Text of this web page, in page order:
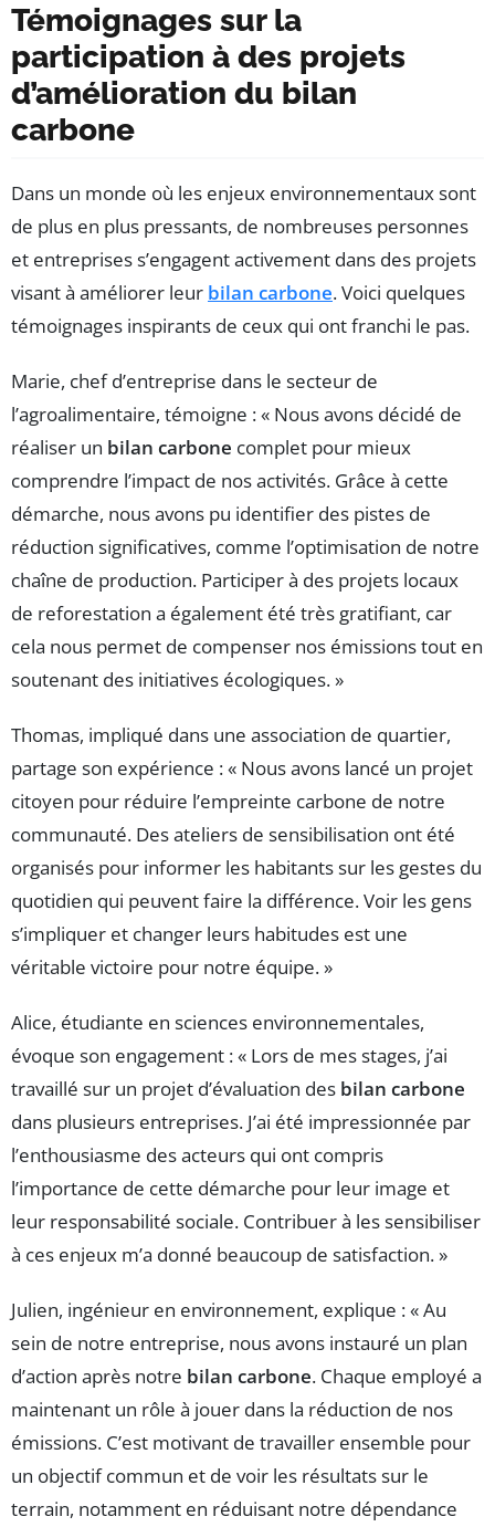
Témoignages sur la
participation à des projets
d’amélioration du bilan
carbone
Dans un monde où les enjeux environnementaux sont
de plus en plus pressants, de nombreuses personnes
et entreprises s’engagent activement dans des projets
visant à améliorer leur bilan carbone. Voici quelques
témoignages inspirants de ceux qui ont franchi le pas.
Marie, chef d’entreprise dans le secteur de
l’agroalimentaire, témoigne : « Nous avons décidé de
réaliser un bilan carbone complet pour mieux
comprendre l’impact de nos activités. Grâce à cette
démarche, nous avons pu identifier des pistes de
réduction significatives, comme l’optimisation de notre
chaîne de production. Participer à des projets locaux
de reforestation a également été très gratifiant, car
cela nous permet de compenser nos émissions tout en
soutenant des initiatives écologiques. »
Thomas, impliqué dans une association de quartier,
partage son expérience : « Nous avons lancé un projet
citoyen pour réduire l’empreinte carbone de notre
communauté. Des ateliers de sensibilisation ont été
organisés pour informer les habitants sur les gestes du
quotidien qui peuvent faire la différence. Voir les gens
s’impliquer et changer leurs habitudes est une
véritable victoire pour notre équipe. »
Alice, étudiante en sciences environnementales,
évoque son engagement : « Lors de mes stages, j’ai
travaillé sur un projet d’évaluation des bilan carbone
dans plusieurs entreprises. J’ai été impressionnée par
l’enthousiasme des acteurs qui ont compris
l’importance de cette démarche pour leur image et
leur responsabilité sociale. Contribuer à les sensibiliser
à ces enjeux m’a donné beaucoup de satisfaction. »
Julien, ingénieur en environnement, explique : « Au
sein de notre entreprise, nous avons instauré un plan
d’action après notre bilan carbone. Chaque employé a
maintenant un rôle à jouer dans la réduction de nos
émissions. C’est motivant de travailler ensemble pour
un objectif commun et de voir les résultats sur le
terrain, notamment en réduisant notre dépendance